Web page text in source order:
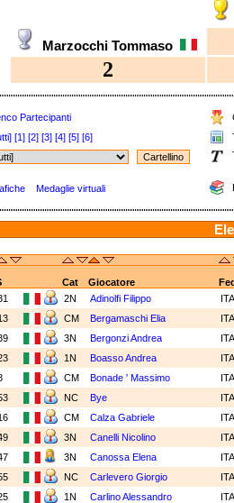
Marzocchi Tommaso
2
Partecipanti
[1] [2] [3] [4] [5] [6]
Medaglie virtuali
Cat Giocatore
2N Adinolfi Filippo
CM Bergamaschi Elia
3N Bergonzi Andrea
1N Boasso Andrea
CM Bonade ' Massimo
NC Bye
CM Calza Gabriele
3N Canelli Nicolino
3N Canossa Elena
NC Carlevero Giorgio
1N Carlino Alessandro